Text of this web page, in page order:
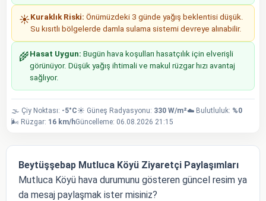
☀️Kuraklık Riski: Önümüzdeki 3 günde yağış beklentisi düşük.
Su kısıtlı bölgelerde damla sulama sistemi devreye alınabilir.
🌾Hasat Uygun: Bugün hava koşulları hasatçılık için elverişli
görünüyor. Düşük yağış ihtimali ve makul rüzgar hızı avantaj
sağlıyor.
🌫️ Çiy Noktası: -5°C☀️ Güneş Radyasyonu: 330 W/m²☁️ Bulutluluk: %0
🌬️ Rüzgar: 16 km/hGüncelleme: 06.08.2026 21:15
Beytüşşebap Mutluca Köyü Ziyaretçi Paylaşımları
Mutluca Köyü hava durumunu gösteren güncel resim ya
da mesaj paylaşmak ister misiniz?